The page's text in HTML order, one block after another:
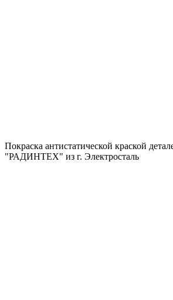
Покраска антистатической краской
"РАДИНТЕХ" из г. Электросталь